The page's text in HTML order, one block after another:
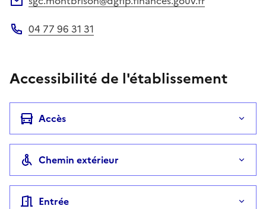
04 77 96 31 31
Accessibilité de l'établissement
Accès
Chemin extérieur
Entrée